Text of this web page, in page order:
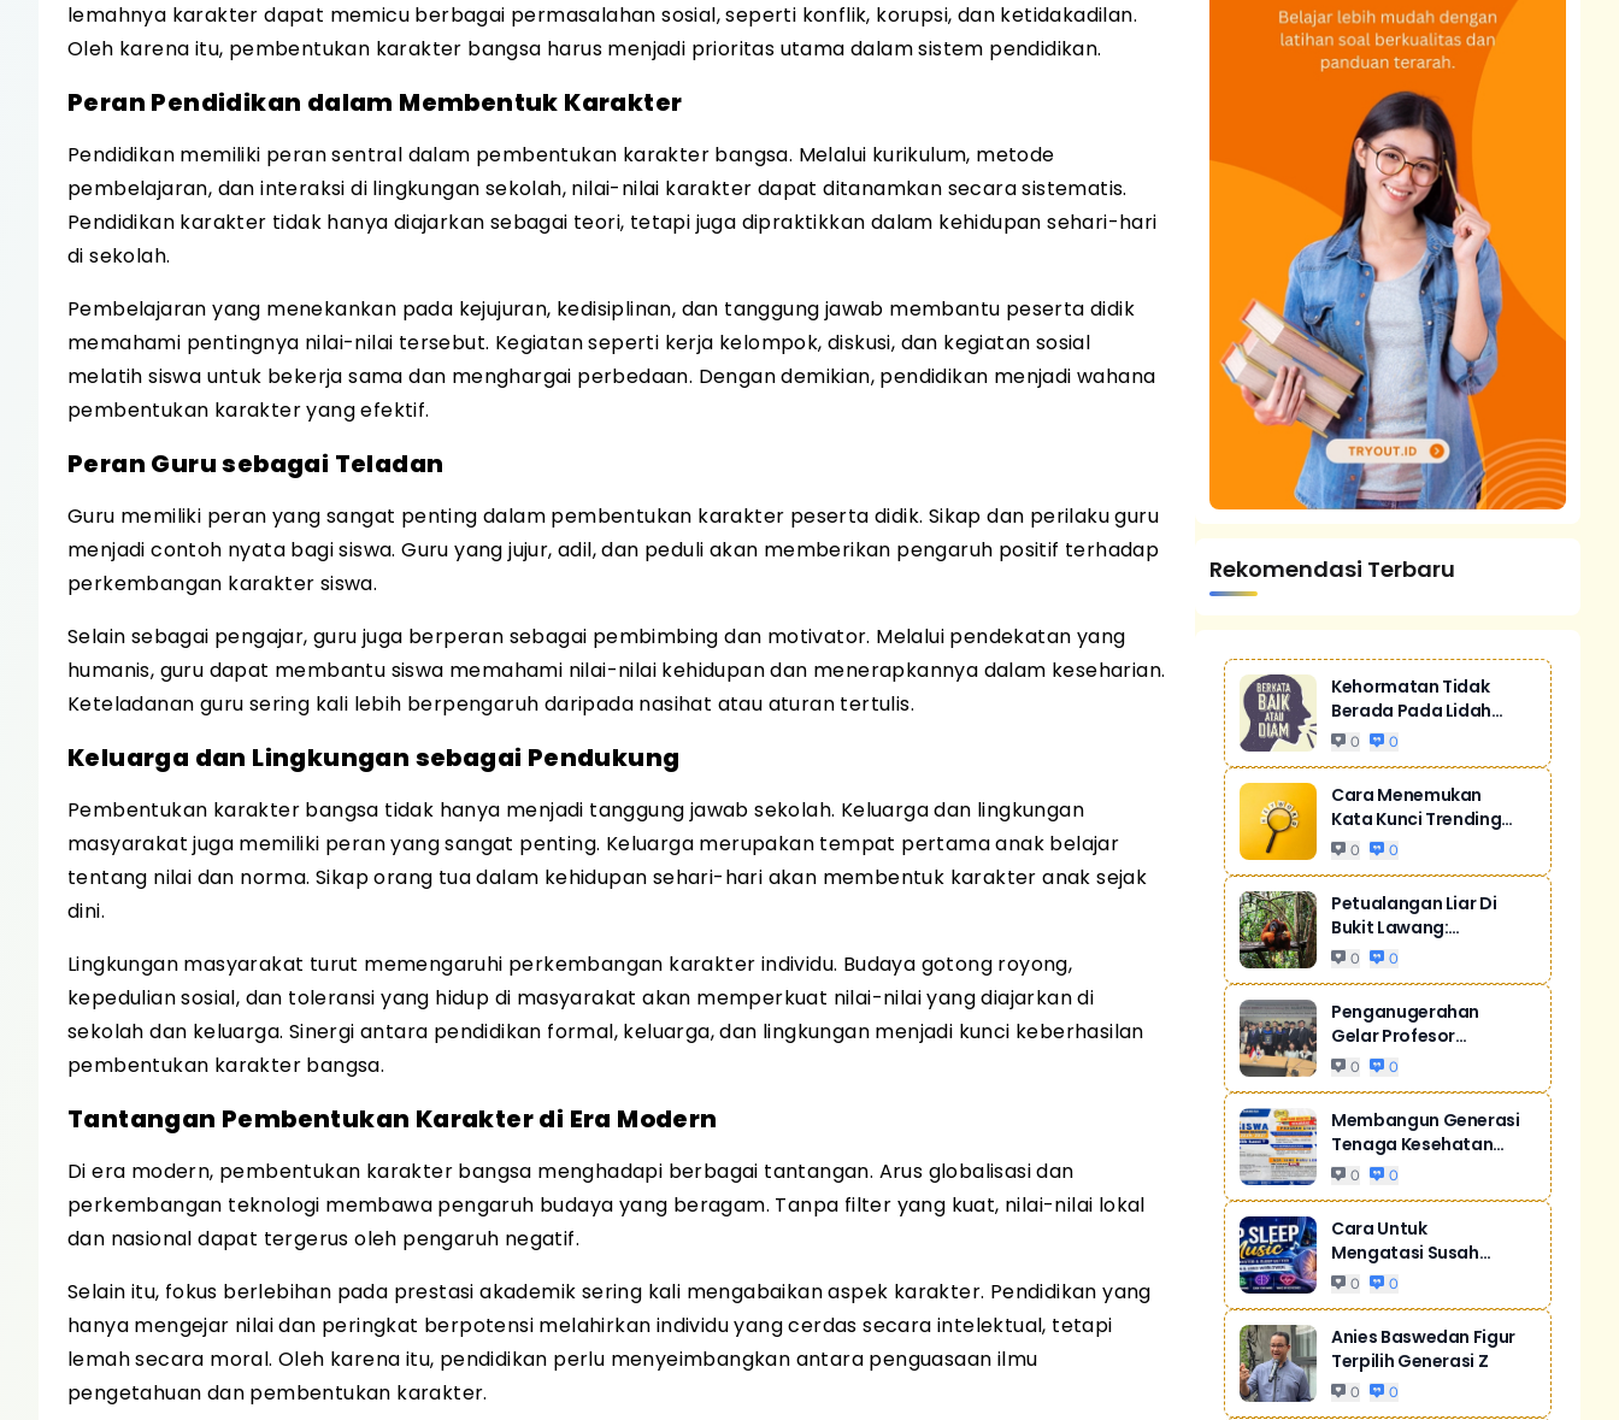
lemahnya karakter dapat memicu berbagai permasalahan sosial, seperti konflik, korupsi, dan ketidakadilan.
Oleh karena itu, pembentukan karakter bangsa harus menjadi prioritas utama dalam sistem pendidikan.
Peran Pendidikan dalam Membentuk Karakter
Pendidikan memiliki peran sentral dalam pembentukan karakter bangsa. Melalui kurikulum, metode
pembelajaran, dan interaksi di lingkungan sekolah, nilai-nilai karakter dapat ditanamkan secara sistematis.
Pendidikan karakter tidak hanya diajarkan sebagai teori, tetapi juga dipraktikkan dalam kehidupan sehari-hari
di sekolah.
Pembelajaran yang menekankan pada kejujuran, kedisiplinan, dan tanggung jawab membantu peserta didik
memahami pentingnya nilai-nilai tersebut. Kegiatan seperti kerja kelompok, diskusi, dan kegiatan sosial
melatih siswa untuk bekerja sama dan menghargai perbedaan. Dengan demikian, pendidikan menjadi wahana
pembentukan karakter yang efektif.
Peran Guru sebagai Teladan
Guru memiliki peran yang sangat penting dalam pembentukan karakter peserta didik. Sikap dan perilaku guru
menjadi contoh nyata bagi siswa. Guru yang jujur, adil, dan peduli akan memberikan pengaruh positif terhadap
perkembangan karakter siswa.
Selain sebagai pengajar, guru juga berperan sebagai pembimbing dan motivator. Melalui pendekatan yang
humanis, guru dapat membantu siswa memahami nilai-nilai kehidupan dan menerapkannya dalam keseharian.
Keteladanan guru sering kali lebih berpengaruh daripada nasihat atau aturan tertulis.
Keluarga dan Lingkungan sebagai Pendukung
Pembentukan karakter bangsa tidak hanya menjadi tanggung jawab sekolah. Keluarga dan lingkungan
masyarakat juga memiliki peran yang sangat penting. Keluarga merupakan tempat pertama anak belajar
tentang nilai dan norma. Sikap orang tua dalam kehidupan sehari-hari akan membentuk karakter anak sejak
dini.
Lingkungan masyarakat turut memengaruhi perkembangan karakter individu. Budaya gotong royong,
kepedulian sosial, dan toleransi yang hidup di masyarakat akan memperkuat nilai-nilai yang diajarkan di
sekolah dan keluarga. Sinergi antara pendidikan formal, keluarga, dan lingkungan menjadi kunci keberhasilan
pembentukan karakter bangsa.
Tantangan Pembentukan Karakter di Era Modern
Di era modern, pembentukan karakter bangsa menghadapi berbagai tantangan. Arus globalisasi dan
perkembangan teknologi membawa pengaruh budaya yang beragam. Tanpa filter yang kuat, nilai-nilai lokal
dan nasional dapat tergerus oleh pengaruh negatif.
Selain itu, fokus berlebihan pada prestasi akademik sering kali mengabaikan aspek karakter. Pendidikan yang
hanya mengejar nilai dan peringkat berpotensi melahirkan individu yang cerdas secara intelektual, tetapi
lemah secara moral. Oleh karena itu, pendidikan perlu menyeimbangkan antara penguasaan ilmu
pengetahuan dan pembentukan karakter.
Rekomendasi Terbaru
Kehormatan Tidak
Berada Pada Lidah
Yang Gemar Mere...
0 0
Cara Menemukan
Kata Kunci Trending
Untuk SEO
0 0
Petualangan Liar Di
Bukit Lawang:
Orangutan Sumatr...
0 0
Penganugerahan
Gelar Profesor
Kehormatan Dari Sill...
0 0
Membangun Generasi
Tenaga Kesehatan
Unggul Dan Men...
0 0
Cara Untuk
Mengatasi Susah
Tidur Akibat Stres
0 0
Anies Baswedan Figur
Terpilih Generasi Z
0 0